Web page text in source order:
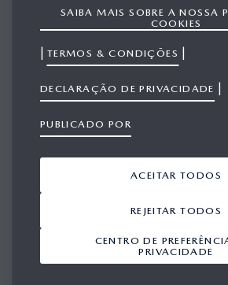
Mostrar 1-10 a partir de 33
ADICIONAR TUDO A PARTIR
SAIBA MAIS SOBRE A NOSSA
COOKIES
| TERMOS & CONDIÇÕES |
DECLARAÇÃO DE PRIVACIDADE |
PUBLICADO POR
CENTRO DE
PRIVACIDADE
REJEITAR TODOS
ACEITAR TODOS